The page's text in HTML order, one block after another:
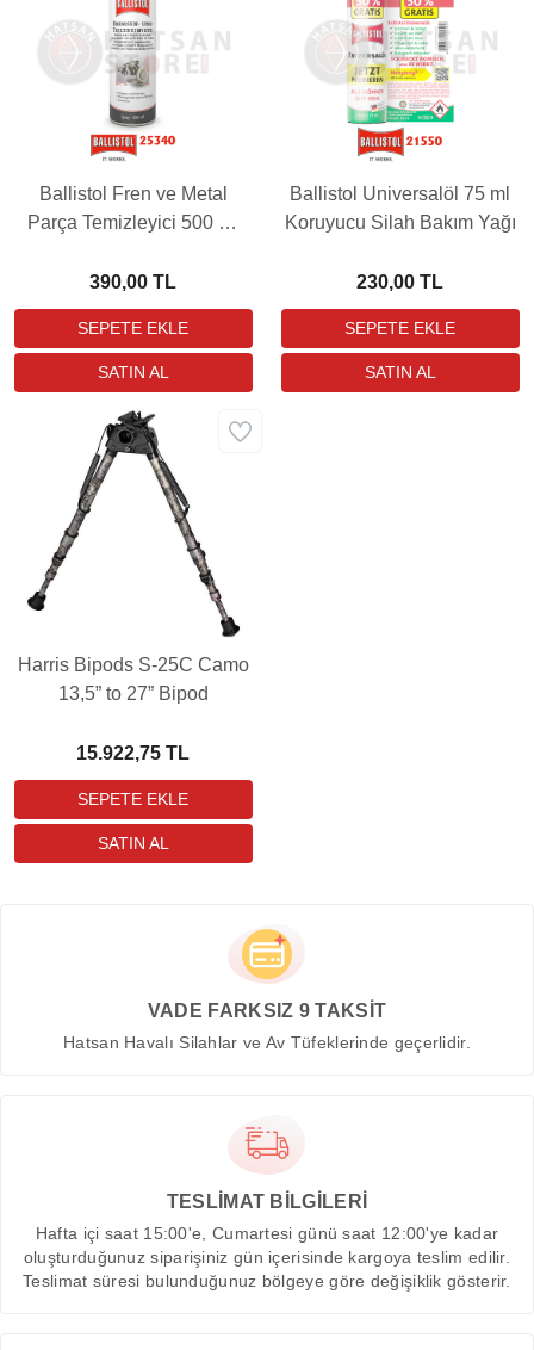
Ballistol Fren ve Metal
Parça Temizleyici 500 ml
390,00 TL
Ballistol Universalöl 75 ml
Koruyucu Silah Bakım Yağı
230,00 TL
Harris Bipods S-25C Camo
13,5” to 27” Bipod
15.922,75 TL
VADE FARKSIZ 9 TAKSİT
Hatsan Havalı Silahlar ve Av Tüfeklerinde geçerlidir.
TESLİMAT BİLGİLERİ
Hafta içi saat 15:00'e, Cumartesi günü saat 12:00'ye kadar
oluşturduğunuz siparişiniz gün içerisinde kargoya teslim edilir.
Teslimat süresi bulunduğunuz bölgeye göre değişiklik gösterir.